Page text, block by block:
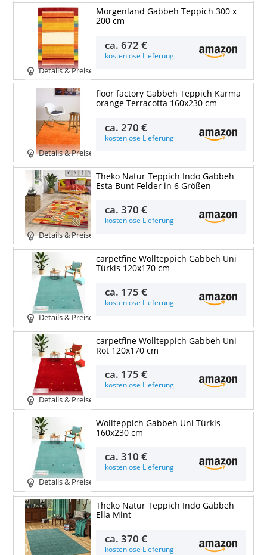
Details & Preise
Morgenland Gabbeh Teppich 300 x
200 cm
ca.672 €
kostenlose Lieferung
Details & Preise
floor factory Gabbeh Teppich Karma
orange Terracotta 160x230 cm
ca.270 €
kostenlose Lieferung
Details & Preise
Theko Natur Teppich Indo Gabbeh
Esta Bunt Felder in 6 Größen
ca.370 €
kostenlose Lieferung
Details & Preise
carpetfine Wollteppich Gabbeh Uni
Türkis 120x170 cm
ca. 175 €
kostenlose Lieferung
Details & Preise
carpetfine Wollteppich Gabbeh Uni
Rot 120x170 cm
ca. 175 €
kostenlose Lieferung
Details & Preise
Wollteppich Gabbeh Uni Türkis
160x230 cm
ca.310 €
kostenlose Lieferung
Theko Natur Teppich Indo Gabbeh
Ella Mint
ca.370 €
kostenlose Lieferung